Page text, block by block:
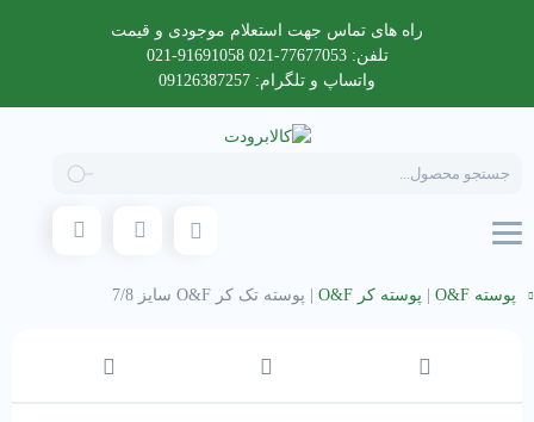
راه های تماس جهت استعلام موجودی و قیمت
تلفن: 77677053-021 91691058-021
واتساپ و تلگرام: 09126387257
search
پوسته O&F پوسته کر O&F پوسته تک کر O&F سایز 7/8